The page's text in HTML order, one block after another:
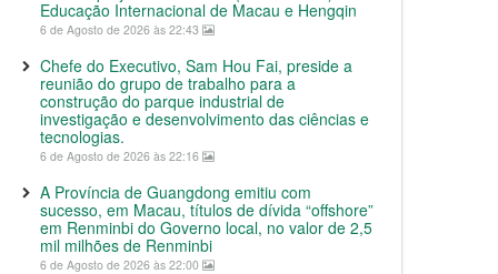
Educação Internacional de Macau e Hengqin
6 de Agosto de 2026 às 22:43
Chefe do Executivo, Sam Hou Fai, preside a
reunião do grupo de trabalho para a
construção do parque industrial de
investigação e desenvolvimento das ciências e
tecnologias.
6 de Agosto de 2026 às 22:16
A Província de Guangdong emitiu com
sucesso, em Macau, títulos de dívida “offshore”
em Renminbi do Governo local, no valor de 2,5
mil milhões de Renminbi
6 de Agosto de 2026 às 22:00